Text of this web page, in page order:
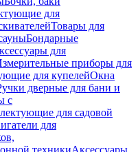
для
Товары для
Бондарные
для
приборы для
для купелейОкна
дверные для бани и
с
для садовой
для
техникиАксессуары